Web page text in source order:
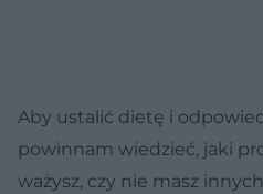
Aby ustalić dietę i
powinnam wiedzieć, jaki
ważysz, czy nie masz